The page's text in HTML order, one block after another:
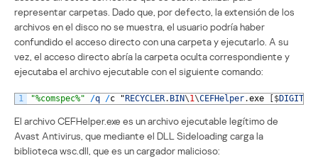
representar carpetas. Dado que, por defecto, la extensión de los
archivos en el disco no se muestra, el usuario podría haber
confundido el acceso directo con una carpeta y ejecutarlo. A su
vez, el acceso directo abría la carpeta oculta correspondiente y
ejecutaba el archivo ejecutable con el siguiente comando:
1 "%comspec%" /q /c " RECYCLER. BIN\1\CEFHelper.exe $DIGITS
El archivo CEFHelper.exe es un archivo ejecutable legítimo de
Avast Antivirus, que mediante el DLL Sideloading carga la
biblioteca wsc.dll, que es un cargador malicioso: